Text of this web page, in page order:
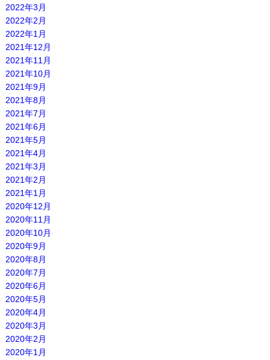
2022年3月
2022年2月
2022年1月
2021年12月
2021年11月
2021年10月
2021年9月
2021年8月
2021年7月
2021年6月
2021年5月
2021年4月
2021年3月
2021年2月
2021年1月
2020年12月
2020年11月
2020年10月
2020年9月
2020年8月
2020年7月
2020年6月
2020年5月
2020年4月
2020年3月
2020年2月
2020年1月